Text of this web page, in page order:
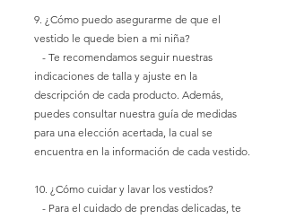
9. ¿Cómo puedo asegurarme de que el
vestido le quede bien a mi niña?
- Te recomendamos seguir nuestras
indicaciones de talla y ajuste en la
descripción de cada producto. Además,
puedes consultar nuestra guía de medidas
para una elección acertada, la cual se
encuentra en la información de cada vestido.
10. ¿Cómo cuidar y lavar los vestidos?
- Para el cuidado de prendas delicadas, te